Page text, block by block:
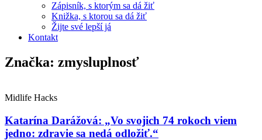
Zápisník, s ktorým sa dá žiť
Knižka, s ktorou sa dá žiť
Žijte své lepší já
Kontakt
Značka: zmysluplnosť
Midlife Hacks
Katarína Darážová: „Vo svojich 74 rokoch viem
jedno: zdravie sa nedá odložiť.“